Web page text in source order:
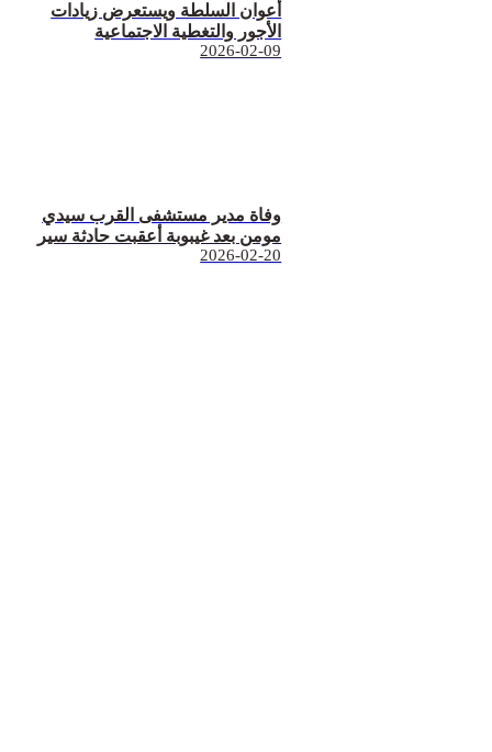
أعوان السلطة ويستعرض زيادات
الأجور والتغطية الاجتماعية
2026-02-09
وفاة مدير مستشفى القرب سيدي
مومن بعد غيبوبة أعقبت حادثة سير
2026-02-20